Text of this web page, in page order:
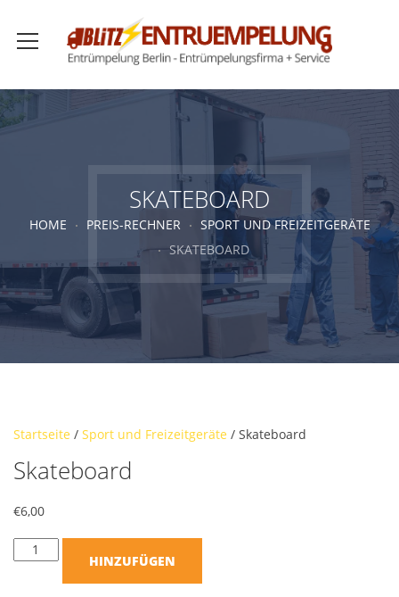
SKATEBOARD
HOME PREIS-RECHNER
SPORT UND FREIZEITGERÄTE
SKATEBOARD
Startseite / Sport und Freizeitgeräte / Skateboard
Skateboard
€6,00
HINZUFÜGEN